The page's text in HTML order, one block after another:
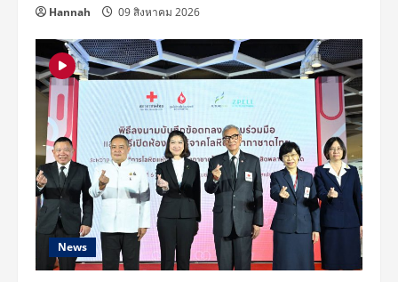
Hannah 09 สิงหาคม 2026
News